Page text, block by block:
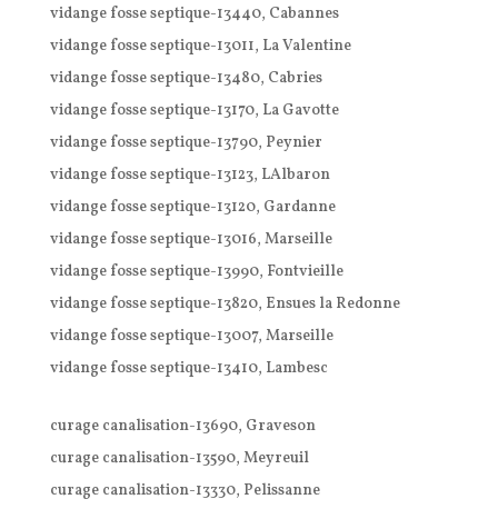
vidange fosse septique-13440, Cabannes
vidange fosse septique-13011, La Valentine
vidange fosse septique-13480, Cabries
vidange fosse septique-13170, La Gavotte
vidange fosse septique-13790, Peynier
vidange fosse septique-13123, LAlbaron
vidange fosse septique-13120, Gardanne
vidange fosse septique-13016, Marseille
vidange fosse septique-13990, Fontvieille
vidange fosse septique-13820, Ensues la Redonne
vidange fosse septique-13007, Marseille
vidange fosse septique-13410, Lambesc
curage canalisation-13690, Graveson
curage canalisation-13590, Meyreuil
curage canalisation-13330, Pelissanne